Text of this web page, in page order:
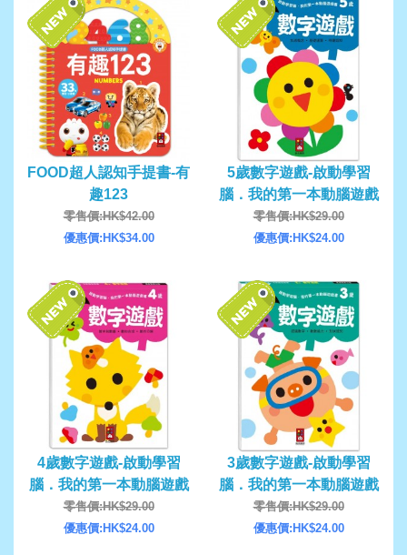
FOOD超人認知手提書-有
趣123
零售價:HK$42.00
優惠價:HK$34.00
5歲數字遊戲-啟動學習
腦．我的第一本動腦遊戲
書
零售價:HK$29.00
優惠價:HK$24.00
4歲數字遊戲-啟動學習
腦．我的第一本動腦遊戲
書
零售價:HK$29.00
優惠價:HK$24.00
3歲數字遊戲-啟動學習
腦．我的第一本動腦遊戲
書
零售價:HK$29.00
優惠價:HK$24.00